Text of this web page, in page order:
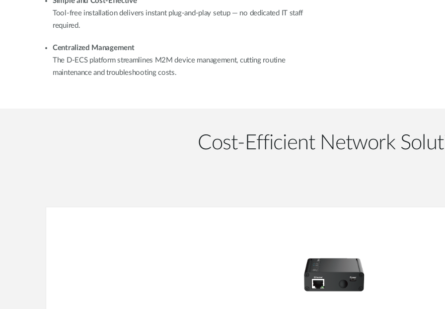
Tool-free installation delivers instant plug-and-play setup — no dedicated IT staff
required.
Centralized Management
The D-ECS platform streamlines M2M device management, cutting routine
maintenance and troubleshooting costs.
Cost-Efficient Network